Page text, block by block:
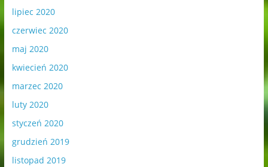
lipiec 2020
czerwiec 2020
maj 2020
kwiecień 2020
marzec 2020
luty 2020
styczeń 2020
grudzień 2019
listopad 2019